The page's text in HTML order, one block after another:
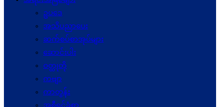
ဥပဒေ
အသိပညာပေး
ဆက်စပ်စာအုပ်များ
ဆောင်းပါး
ဝတ္ထုတို
ကဗျာ
ကာတွန်း
အစီရင်ခံစာ